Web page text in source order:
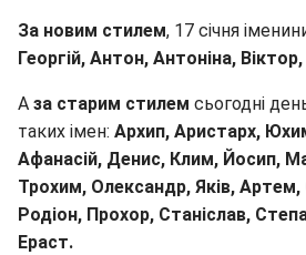
За новим стилем, 17 січня
Георгій, Антон, Антоніна,
А за старим стилем сьогодні
таких імен: Архип, Аристарх,
Афанасій, Денис, Клим, Йосип,
Трохим, Олександр, Яків,
Родіон, Прохор, Станіслав,
Ераст.